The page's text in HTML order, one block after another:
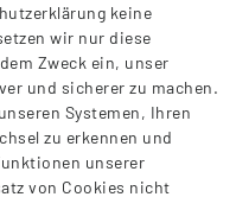
keine
wir nur diese
Zweck ein, unser
und sicherer zu machen.
Systemen, Ihren
zu erkennen und
unserer
von Cookies nicht